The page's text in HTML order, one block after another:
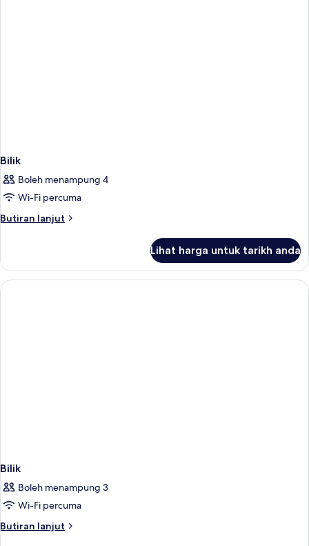
Bilik
Boleh menampung 4
Wi-Fi percuma
Butiran lanjut
Butiran
Lihat harga untuk tarikh anda
Bilik
Boleh menampung 3
Wi-Fi percuma
Butiran lanjut
Butiran